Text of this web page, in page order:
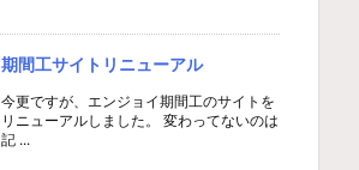
期間工サイトリニューアル
今更ですが、エンジョイ期間工のサイトを
リニューアルしました。 変わってないのは
記 ...